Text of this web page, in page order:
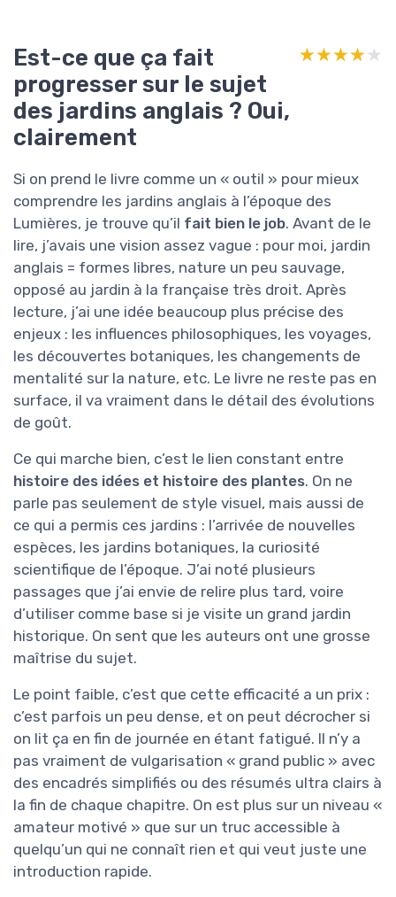
Est-ce que ça fait
progresser sur le sujet
des jardins anglais ? Oui,
clairement
★★★★★
★★★★★
Si on prend le livre comme un « outil » pour mieux
comprendre les jardins anglais à l’époque des
Lumières, je trouve qu’il fait bien le job. Avant de le
lire, j’avais une vision assez vague : pour moi, jardin
anglais = formes libres, nature un peu sauvage,
opposé au jardin à la française très droit. Après
lecture, j’ai une idée beaucoup plus précise des
enjeux : les influences philosophiques, les voyages,
les découvertes botaniques, les changements de
mentalité sur la nature, etc. Le livre ne reste pas en
surface, il va vraiment dans le détail des évolutions
de goût.
Ce qui marche bien, c’est le lien constant entre
histoire des idées et histoire des plantes. On ne
parle pas seulement de style visuel, mais aussi de
ce qui a permis ces jardins : l’arrivée de nouvelles
espèces, les jardins botaniques, la curiosité
scientifique de l’époque. J’ai noté plusieurs
passages que j’ai envie de relire plus tard, voire
d’utiliser comme base si je visite un grand jardin
historique. On sent que les auteurs ont une grosse
maîtrise du sujet.
Le point faible, c’est que cette efficacité a un prix :
c’est parfois un peu dense, et on peut décrocher si
on lit ça en fin de journée en étant fatigué. Il n’y a
pas vraiment de vulgarisation « grand public » avec
des encadrés simplifiés ou des résumés ultra clairs à
la fin de chaque chapitre. On est plus sur un niveau «
amateur motivé » que sur un truc accessible à
quelqu’un qui ne connaît rien et qui veut juste une
introduction rapide.